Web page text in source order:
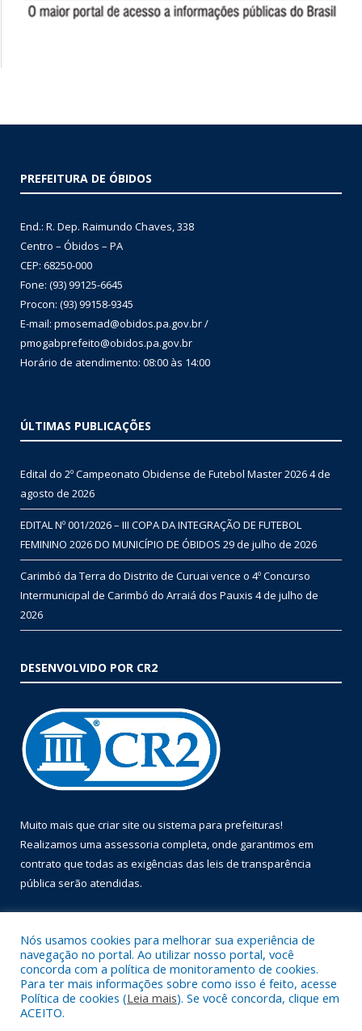
PREFEITURA DE ÓBIDOS
End.: R. Dep. Raimundo Chaves, 338
Centro – Óbidos – PA
CEP: 68250-000
Fone: (93) 99125-6645
Procon: (93) 99158-9345
E-mail: pmosemad@obidos.pa.gov.br /
pmogabprefeito@obidos.pa.gov.br
Horário de atendimento: 08:00 às 14:00
ÚLTIMAS PUBLICAÇÕES
Edital do 2º Campeonato Obidense de Futebol Master 20264 de
agosto de 2026
EDITAL Nº 001/2026 – III COPA DA INTEGRAÇÃO DE FUTEBOL
FEMININO 2026 DO MUNICÍPIO DE ÓBIDOS 29 de julho de 2026
Carimbó da Terra do Distrito de Curuai vence o 4º Concurso
Intermunicipal de Carimbó do Arraiá dos Pauxis 4 de julho de
2026
DESENVOLVIDO POR CR2
Muito mais que criar site ou sistema para prefeituras!
Realizamos uma assessoria completa, onde garantimos em
contrato que todas as exigências das leis de transparência
pública serão atendidas.
Todos os direitos reservados a Prefeitura Municipal de Óbidos.
Nós usamos cookies para melhorar sua experiência de
navegação no portal. Ao utilizar nosso portal, você
concorda com a política de monitoramento de cookies.
Para ter mais informações sobre como isso é feito, acesse
Política de cookies (Leia mais). Se você concorda, clique em
ACEITO.